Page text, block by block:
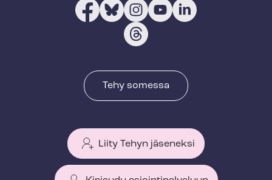
Tehy somessa
Liity Tehyn jäseneksi